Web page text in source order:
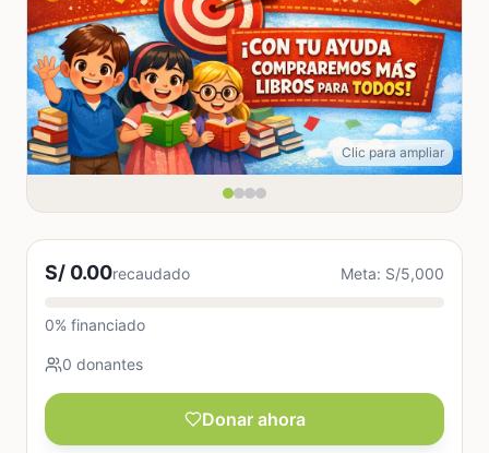
Clic para ampliar
S/ 0.00recaudado Meta: S/5,000
0% financiado
0 donantes
Donar ahora